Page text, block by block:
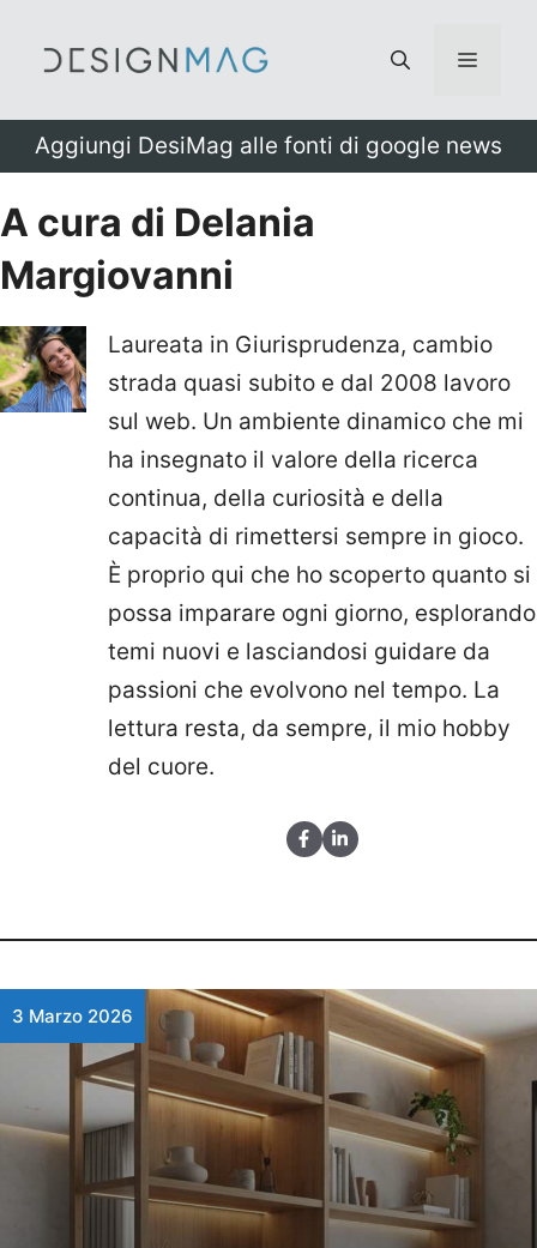
Menu
Aggiungi DesiMag alle fonti di google news
A cura di Delania
Margiovanni
Laureata in Giurisprudenza, cambio
strada quasi subito e dal 2008 lavoro
sul web. Un ambiente dinamico che mi
ha insegnato il valore della ricerca
continua, della curiosità e della
capacità di rimettersi sempre in gioco.
È proprio qui che ho scoperto quanto si
possa imparare ogni giorno, esplorando
temi nuovi e lasciandosi guidare da
passioni che evolvono nel tempo. La
lettura resta, da sempre, il mio hobby
del cuore.
3 Marzo 2026